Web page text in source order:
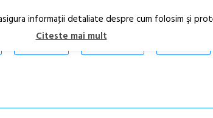
informaţii detaliate despre cum folosim şi
Citeste mai mult